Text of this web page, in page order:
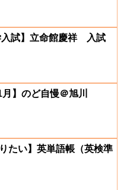
入試】立命館慶祥 入試
月】のど自慢＠旭川
たい】英単語帳（英検準